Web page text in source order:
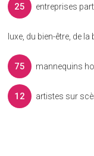
25 entreprises
luxe, du bien-être, de la
75 mannequins
12 artistes sur